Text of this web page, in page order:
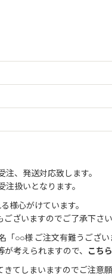
、発送対応致します。
扱いとなります。
様心がけています。
ざいますのでご了承下さい
○○様 ご注文有難うござ
考えられますので、
こち
てしまいますのでご注意願